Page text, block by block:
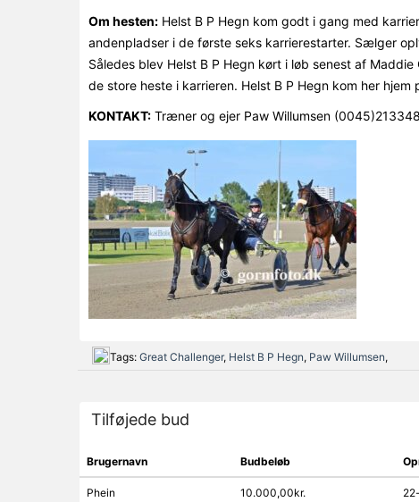
Om hesten:Helst B P Hegn kom godt i gang med
andenpladser i de første seks karrierestarter. Sælger
Således blev Helst B P Hegn kørt i løb senest af
de store heste i karrieren. Helst B P Hegn kom her
KONTAKT:Træner og ejer Paw Willumsen
Tags: Great Challenger, Helst B P Hegn, Paw Willumsen,
Tilføjede bud
Brugernavn Budbeløb
Phein 10.000,00kr.